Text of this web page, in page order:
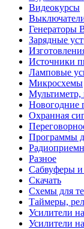
Видеокурсы
Генераторы
Зарядные
Источники
Ламповые
Микросхемы
Мультиметр,
Новогодние
Охранная
Программы
Разное
Сабвуферы и
Скачать
Схемы для
Таймеры,
Усилители
Усилители